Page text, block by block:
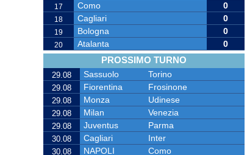
17 Como 0
18 Cagliari 0
19 Bologna 0
20 Atalanta 0
PROSSIMO TURNO
29.08 Sassuolo Torino
29.08 Fiorentina Frosinone
29.08 Monza Udinese
29.08 Milan Venezia
29.08 Juventus Parma
30.08 Cagliari Inter
30.08 NAPOLI Como